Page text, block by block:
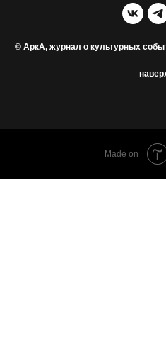
© АркА, журнал о культурных
Made on